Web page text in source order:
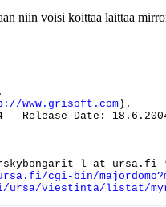
niin voisi koittaa laittaa
www.grisoft.com ).
Release Date:
l_ät_ursa.fi
cgi-bin/
ursa/viestinta/listat/